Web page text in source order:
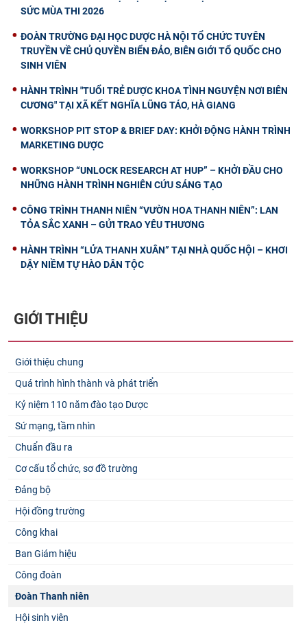
SỨC MÙA THI 2026
ĐOÀN TRƯỜNG ĐẠI HỌC DƯỢC HÀ NỘI TỔ CHỨC TUYÊN
TRUYỀN VỀ CHỦ QUYỀN BIỂN ĐẢO, BIÊN GIỚI TỔ QUỐC CHO
SINH VIÊN
HÀNH TRÌNH "TUỔI TRẺ DƯỢC KHOA TÌNH NGUYỆN NƠI BIÊN
CƯƠNG" TẠI XÃ KẾT NGHĨA LŨNG TÁO, HÀ GIANG
WORKSHOP PIT STOP & BRIEF DAY: KHỞI ĐỘNG HÀNH TRÌNH
MARKETING DƯỢC
WORKSHOP “UNLOCK RESEARCH AT HUP” – KHỞI ĐẦU CHO
NHỮNG HÀNH TRÌNH NGHIÊN CỨU SÁNG TẠO
CÔNG TRÌNH THANH NIÊN “VƯỜN HOA THANH NIÊN”: LAN
TỎA SẮC XANH – GỬI TRAO YÊU THƯƠNG
HÀNH TRÌNH “LỬA THANH XUÂN” TẠI NHÀ QUỐC HỘI – KHƠI
DẬY NIỀM TỰ HÀO DÂN TỘC
GIỚI THIỆU
Giới thiệu chung
Quá trình hình thành và phát triển
Kỷ niệm 110 năm đào tạo Dược
Sứ mạng, tầm nhìn
Chuẩn đầu ra
Cơ cấu tổ chức, sơ đồ trường
Đảng bộ
Hội đồng trường
Công khai
Ban Giám hiệu
Công đoàn
Đoàn Thanh niên
Hội sinh viên